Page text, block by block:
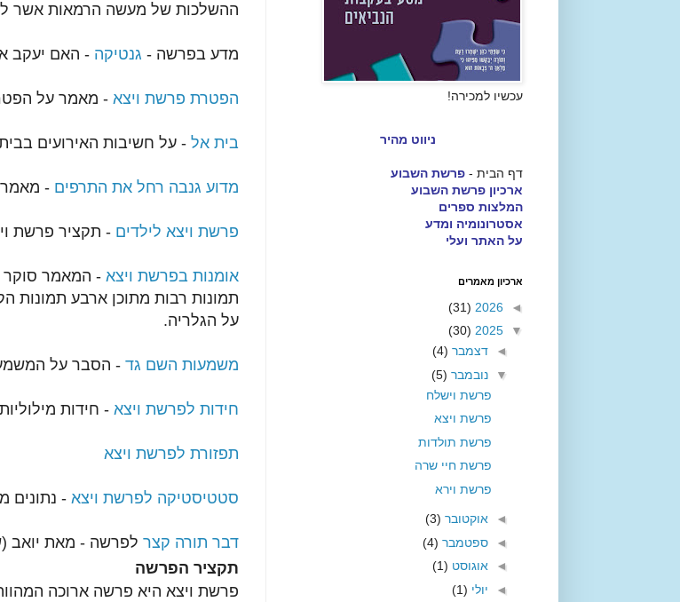
ההשלכות של מעשה הרמאות אשר
מדע בפרשה - גנטיקה - האם יעקב
הפטרת פרשת ויצא - מאמר על
בית אל - על חשיבות האירועים
מדוע גנבה רחל את התרפים - מאמר
פרשת ויצא לילדים - תקציר פרשת
אומנות בפרשת ויצא - המאמר סוקר
תמונות רבות מתוכן ארבע תמונות
על הגלריה.
משמעות השם גד - הסבר על
חידות לפרשת ויצא - חידות
תפזורת לפרשת ויצא
סטטיסטיקה לפרשת ויצא - נתונים
דבר תורה קצר לפרשה - מאת יואב
תקציר הפרשה
פרשת ויצא היא פרשה ארוכה
עכשיו למכירה!
ניווט מהיר
דף הבית - פרשת השבוע
ארכיון פרשת השבוע
המלצות ספרים
אסטרונומיה ומדע
על האתר ועלי
ארכיון מאמרים
◄
2026
(31)
▼
2025
(30)
◄ דצמבר (4)
▼ נובמבר (5)
פרשת וישלח
פרשת ויצא
פרשת תולדות
פרשת חיי שרה
פרשת וירא
◄ אוקטובר (3)
◄ ספטמבר (4)
◄ אוגוסט (1)
◄ יולי (1)